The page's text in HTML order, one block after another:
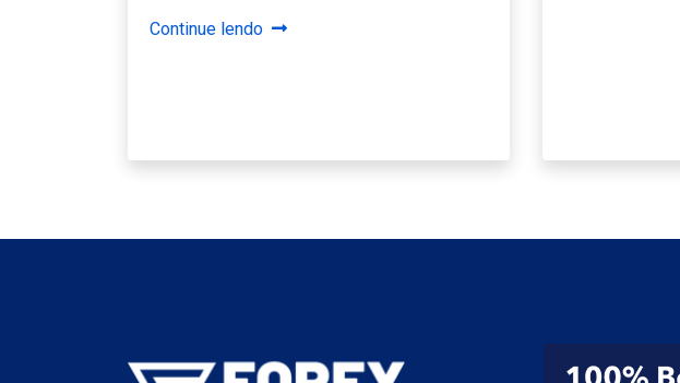
Continue lendo